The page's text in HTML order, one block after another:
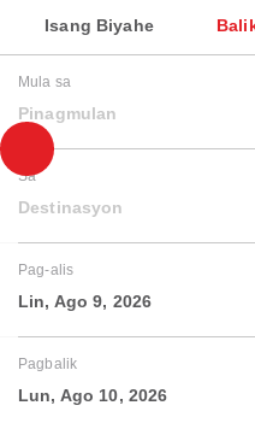
Isang Biyahe
Mula sa
Pinagmulan
Sa
Destinasyon
Pag-alis
Lin, Ago 9, 2026
Pagbalik
Lun, Ago 10, 2026